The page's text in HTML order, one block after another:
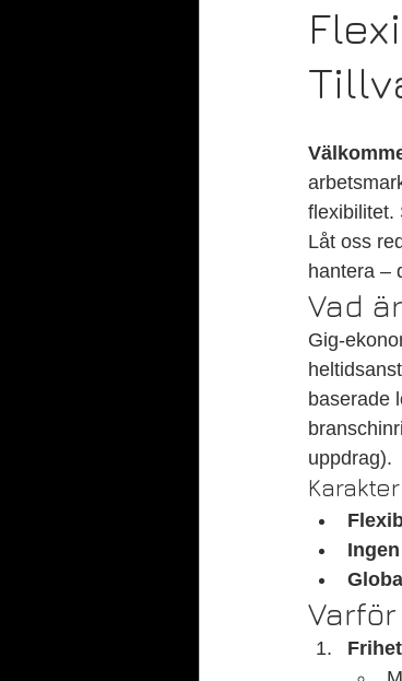
flexibilitet.
Låt oss
hantera –
Vad
Gig-
baserade
uppdrag).